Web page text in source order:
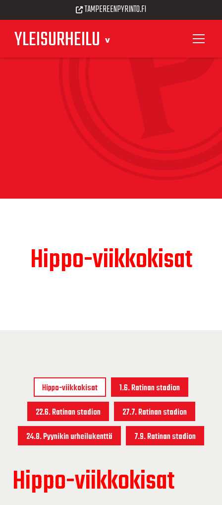
YLEISURHEILU
TAMPEREENPYRINTO.FI
Hippo-viikkokisat
Hippo-viikkokisat
1.6. Ratinan stadion
22.6. Ratinan stadion
27.7. Ratinan stadion
24.8. Pyynikin urheilukenttä
7.9. Ratinan stadion
Hippo-viikkokisat